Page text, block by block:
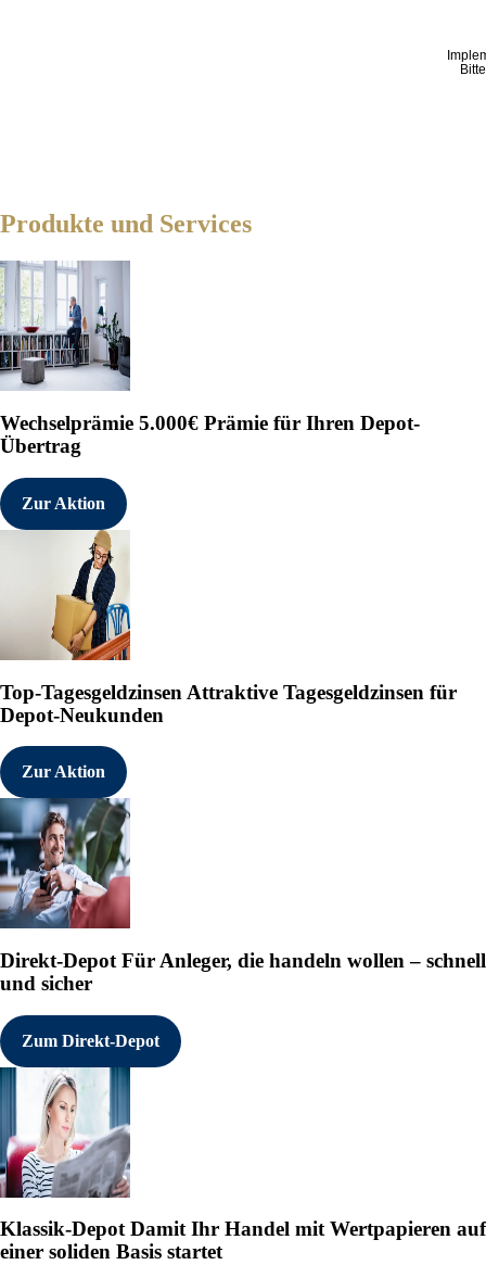
Produkte und Services
Wechselprämie 5.000€ Prämie für Ihren Depot-
Übertrag
Zur Aktion
Top-Tagesgeldzinsen Attraktive Tagesgeldzinsen für
Depot-Neukunden
Zur Aktion
Direkt-Depot Für Anleger, die handeln wollen – schnell
und sicher
Zum Direkt-Depot
Klassik-DepotDamit Ihr Handel mit Wertpapieren auf
einer soliden Basis startet